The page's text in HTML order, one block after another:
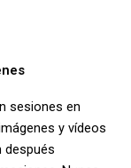
sesiones en
y vídeos
después